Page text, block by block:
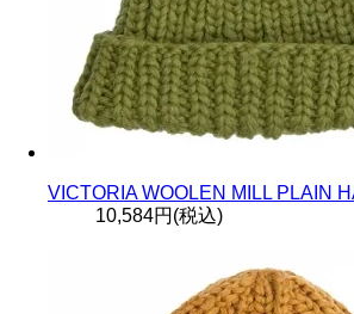
VICTORIA WOOLEN MILL PLAIN
10,584円(税込)